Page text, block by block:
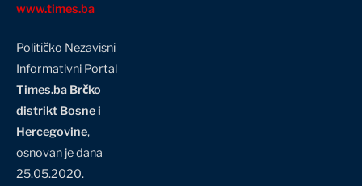
www.times.ba
Političko Nezavisni
Informativni Portal
Times.ba Brčko
distrikt Bosne i
Hercegovine,
osnovan je dana
25.05.2020.